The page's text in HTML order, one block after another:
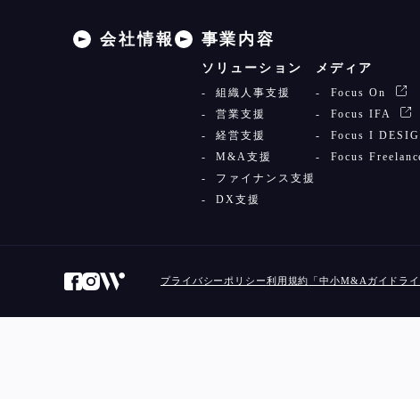
会社情報 事業内容
ソリューション
組織人事支援
営業支援
経営支援
M&A支援
ファイナンス支援
DX支援
メディア
Focus On
Focus IFA
Focus I
Focus
プライバシーポリシー利用規約 「中小M&Aガイドラ